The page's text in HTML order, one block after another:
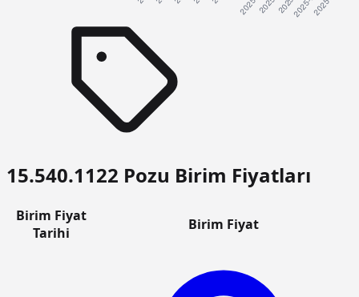
15.540.1122 Pozu Birim Fiyatları
Birim Fiyat
Tarihi
Birim Fiyat